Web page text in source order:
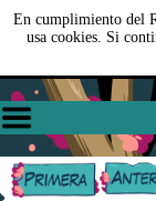
En cumplimiento del
usa cookies. Si